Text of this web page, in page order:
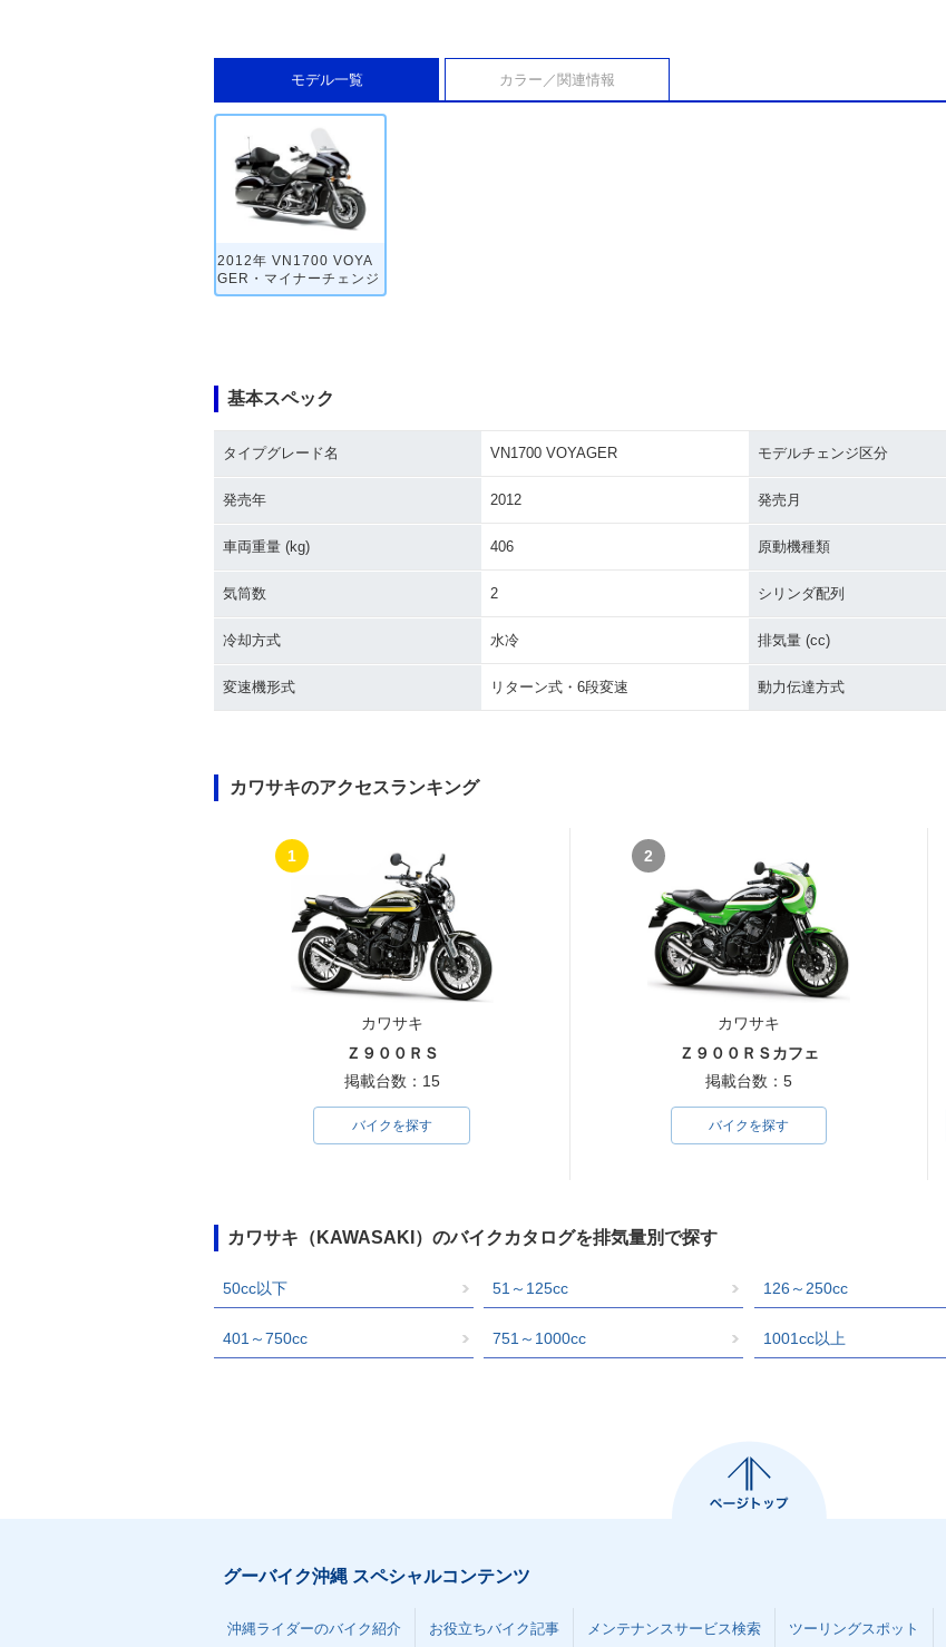
モデル一覧 カラー／関連情報
2012年 VN1700 VOYA
GER・マイナーチェンジ
基本スペック
タイプグレード名 VN1700 VOYAGER モデルチェンジ区分
発売年 2012 発売月
車両重量 (kg) 406 原動機種類
気筒数 2 シリンダ配列
冷却方式 水冷 排気量 (cc)
変速機形式 リターン式・6段変速 動力伝達方式
カワサキのアクセスランキング
1
カワサキ
Ｚ９００ＲＳ
掲載台数：15
バイクを探す
2
カワサキ
Ｚ９００ＲＳカフェ
掲載台数：5
バイクを探す
カワサキ（KAWASAKI）のバイクカタログを排気量別で探す
50cc以下 51～125cc 126～250cc
401～750cc 751～1000cc 1001cc以上
グーバイク沖縄 スペシャルコンテンツ
沖縄ライダーのバイク紹介 お役立ちバイク記事 メンテナンスサービス検索 ツーリングスポット